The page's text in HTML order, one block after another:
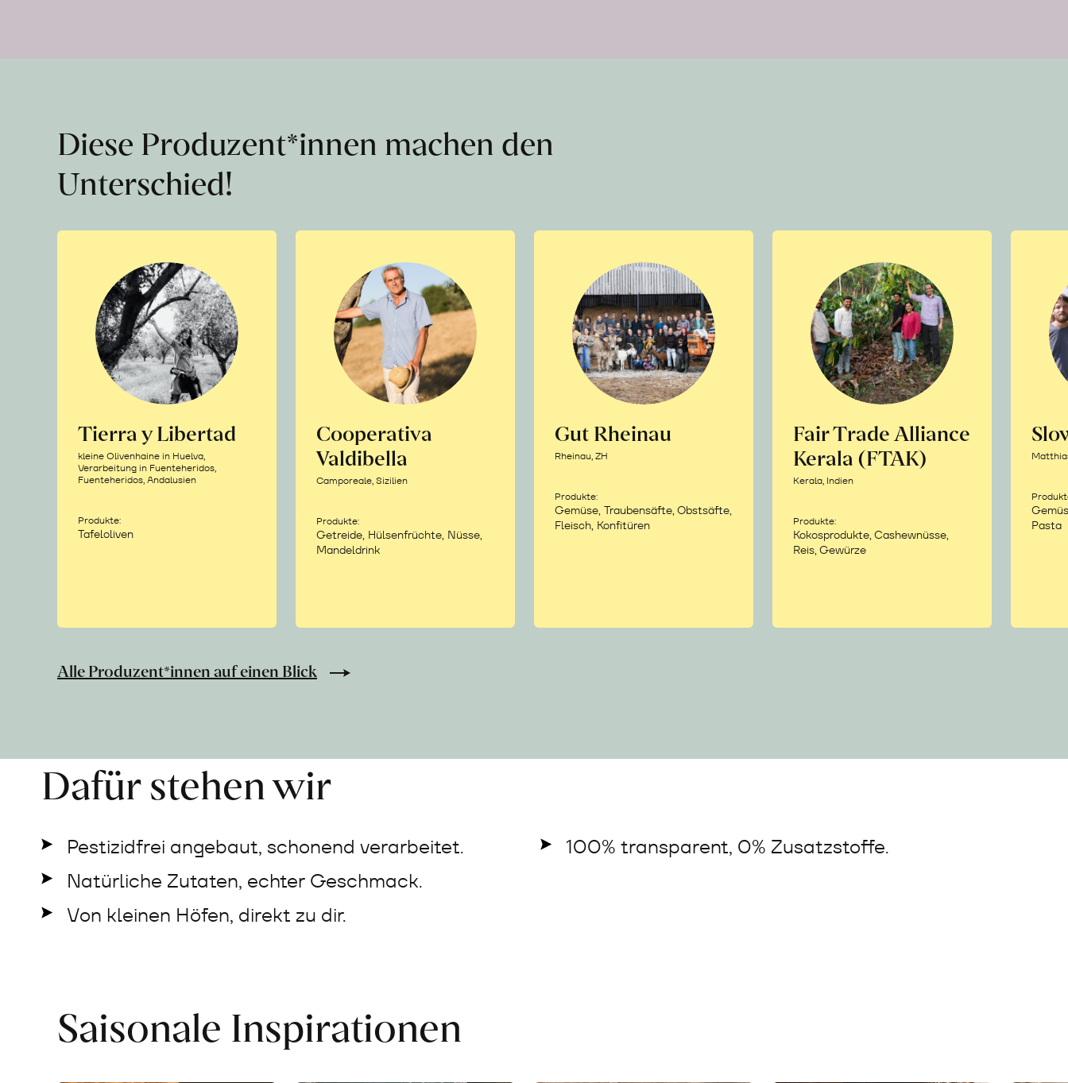
Diese Produzent*innen machen den
Unterschied!
Tierra y Libertad
kleine Olivenhaine in Huelva,
Verarbeitung in Fuenteheridos,
Fuenteheridos, Andalusien
Produkte:
Tafeloliven
Cooperativa
Valdibella
Camporeale, Sizilien
Produkte:
Getreide, Hülsenfrüchte, Nüsse,
Mandeldrink
Gut Rheinau
Rheinau, ZH
Produkte:
Gemüse, Traubensäfte, Obstsäfte,
Fleisch, Konfitüren
Fair Trade Alliance
Kerala (FTAK)
Kerala, Indien
Produkte:
Kokosprodukte, Cashewnüsse,
Reis, Gewürze
Pasta
Alle Produzent*innen auf einen Blick
Dafür stehen wir
Pestizidfrei angebaut, schonend verarbeitet.
Natürliche Zutaten, echter Geschmack.
Von kleinen Höfen, direkt zu dir.
100% transparent, 0% Zusatzstoffe.
Saisonale Inspirationen